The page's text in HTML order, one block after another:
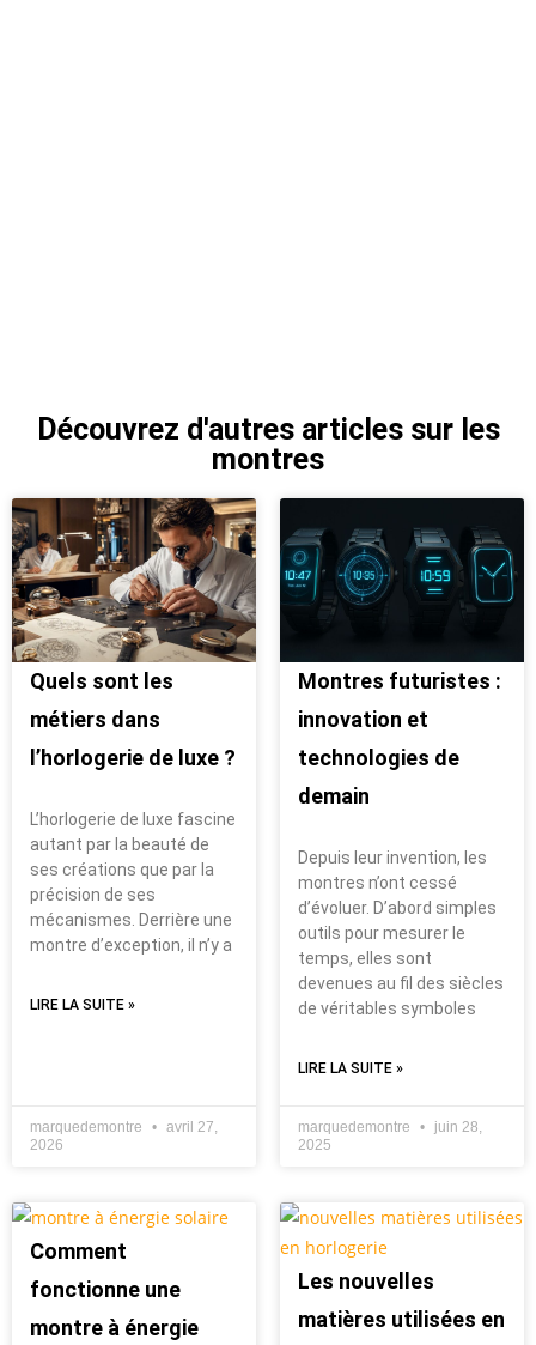
Découvrez d'autres articles sur les
montres
Quels sont les
métiers dans
l’horlogerie de luxe ?
L’horlogerie de luxe fascine
autant par la beauté de
ses créations que par la
précision de ses
mécanismes. Derrière une
montre d’exception, il n’y a
LIRE LA SUITE »
marquedemontre
avril 27,
2026
Montres futuristes :
innovation et
technologies de
demain
Depuis leur invention, les
montres n’ont cessé
d’évoluer. D’abord simples
outils pour mesurer le
temps, elles sont
devenues au fil des siècles
de véritables symboles
LIRE LA SUITE »
marquedemontre
juin 28,
2025
Comment
fonctionne une
montre à énergie
Les nouvelles
matières utilisées en